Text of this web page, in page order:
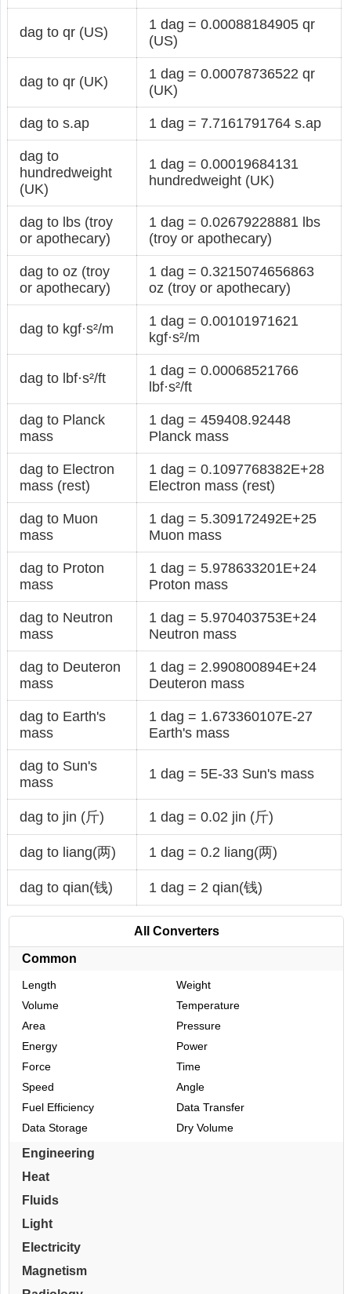
dag to qr (US)
1 dag = 0.00088184905 qr
(US)
dag to qr (UK)
1 dag = 0.00078736522 qr
(UK)
dag to s.ap 1 dag = 7.7161791764 s.ap
dag to
hundredweight
(UK)
1 dag = 0.00019684131
hundredweight (UK)
dag to lbs (troy
or apothecary)
1 dag = 0.02679228881 lbs
(troy or apothecary)
dag to oz (troy
or apothecary)
1 dag = 0.3215074656863
oz (troy or apothecary)
dag to kgf·s²/m
1 dag = 0.00101971621
kgf·s²/m
dag to lbf·s²/ft
1 dag = 0.00068521766
lbf·s²/ft
dag to Planck
mass
1 dag = 459408.92448
Planck mass
dag to Electron
mass (rest)
1 dag = 0.1097768382E+28
Electron mass (rest)
dag to Muon
mass
1 dag = 5.309172492E+25
Muon mass
dag to Proton
mass
1 dag = 5.978633201E+24
Proton mass
dag to Neutron
mass
1 dag = 5.970403753E+24
Neutron mass
dag to Deuteron
mass
1 dag = 2.990800894E+24
Deuteron mass
dag to Earth's
mass
1 dag = 1.673360107E-27
Earth's mass
dag to Sun's
mass
1 dag = 5E-33 Sun's mass
dag to jin (斤) 1 dag = 0.02 jin (斤)
dag to liang(两) 1 dag = 0.2 liang(两)
dag to qian(钱) 1 dag = 2 qian(钱)
All Converters
Common
Length
Weight
Volume
Temperature
Area
Pressure
Energy
Power
Force
Time
Speed
Angle
Fuel Efficiency
Data Transfer
Data Storage
Dry Volume
Engineering
Heat
Fluids
Light
Electricity
Magnetism